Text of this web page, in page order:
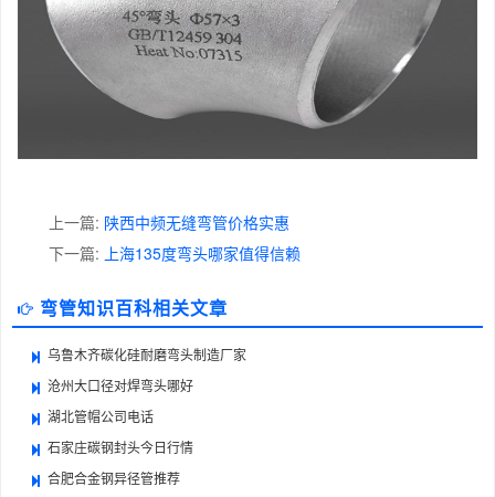
上一篇: 陕西中频无缝弯管价格实惠
下一篇: 上海135度弯头哪家值得信赖
弯管知识百科相关文章
乌鲁木齐碳化硅耐磨弯头制造厂家
沧州大口径对焊弯头哪好
湖北管帽公司电话
石家庄碳钢封头今日行情
合肥合金钢异径管推荐